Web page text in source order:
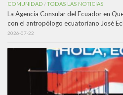
COMUNIDAD /TODAS LAS NOTICIAS
La Agencia Consular del Ecuador en
con el antropólogo ecuatoriano José
2026-07-22